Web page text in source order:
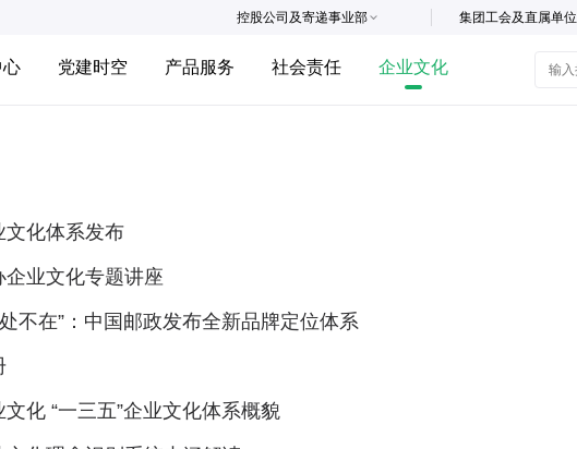
集团工会及直属单位
控股公司及寄递事业部
心 党建时空 产品服务 社会责任 企业文化
文化体系发布
业文化专题讲座
不在”：中国邮政发布全新品牌定位体系
化 “一三五”企业文化体系概貌